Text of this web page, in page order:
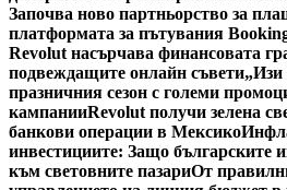
Започва ново партньорство за
платформата за пътувания
Revolut насърчава финансовата
подвеждащите онлайн съвети„Изи
празничния сезон с големи
кампанииRevolut получи зелена
банкови операции в Мексико
инвестициите: Защо българските
към световните пазариОт